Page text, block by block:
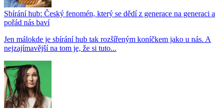
Sbírání hub: Český fenomén, který se dědí z generace na generaci a
pořád nás baví
Jen málokde je sbírání hub tak rozšířeným koníčkem jako u nás. A
nejzajímavější na tom je, že si tuto...